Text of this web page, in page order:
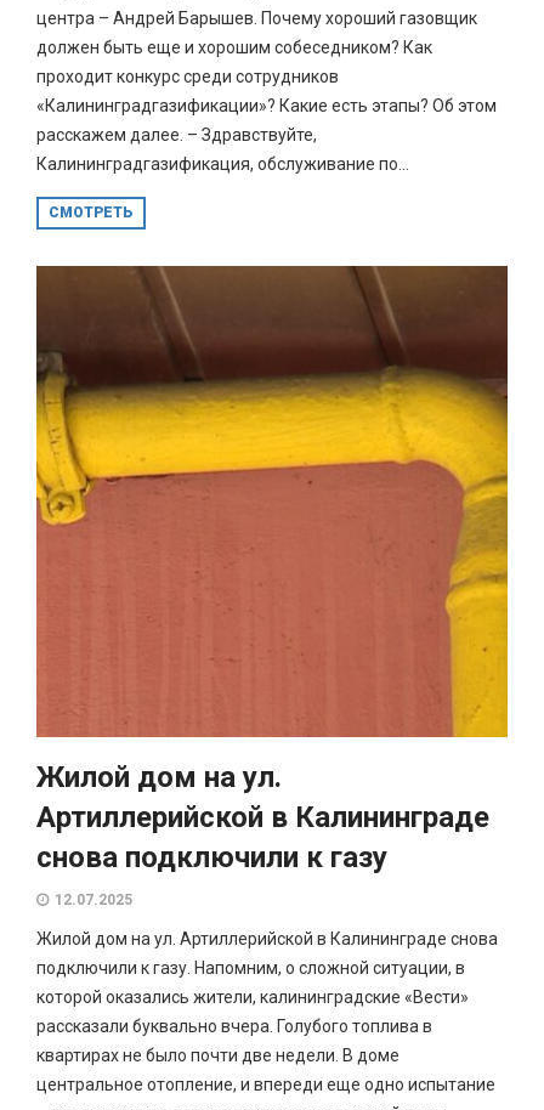
центра – Андрей Барышев. Почему хороший газовщик
должен быть еще и хорошим собеседником? Как
проходит конкурс среди сотрудников
«Калининградгазификации»? Какие есть этапы? Об этом
расскажем далее. – Здравствуйте,
Калининградгазификация, обслуживание по...
СМОТРЕТЬ
Жилой дом на ул.
Артиллерийской в Калининграде
снова подключили к газу
12.07.2025
Жилой дом на ул. Артиллерийской в Калининграде снова
подключили к газу. Напомним, о сложной ситуации, в
которой оказались жители, калининградские «Вести»
рассказали буквально вчера. Голубого топлива в
квартирах не было почти две недели. В доме
центральное отопление, и впереди еще одно испытание